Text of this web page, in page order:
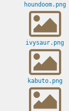
houndoom.png
ivysaur.png
kabuto.png